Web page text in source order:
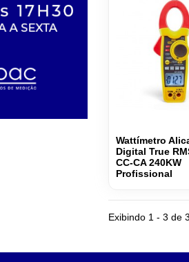
Wattímetro
Digital True
CC-CA 240KW
Profissional
Exibindo 1 - 3 de